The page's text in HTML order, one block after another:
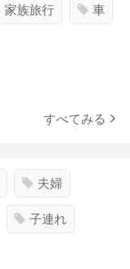
家族旅行 車
すべてみる
夫婦
子連れ